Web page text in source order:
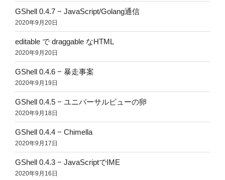
GShell 0.4.7 − JavaScript/Golang通信
2020年9月20日
editable で draggable なHTML
2020年9月20日
GShell 0.4.6 − 暴走事案
2020年9月19日
GShell 0.4.5 − ユニバーサルビューの卵
2020年9月18日
GShell 0.4.4 − Chimella
2020年9月17日
GShell 0.4.3 − JavaScriptでIME
2020年9月16日